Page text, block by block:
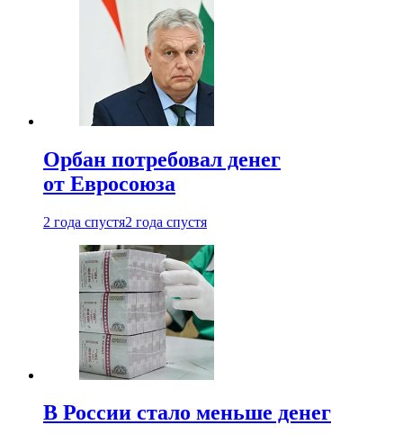
Орбан потребовал денег
от Евросоюза
2 года спустя2 года спустя
В России стало меньше денег